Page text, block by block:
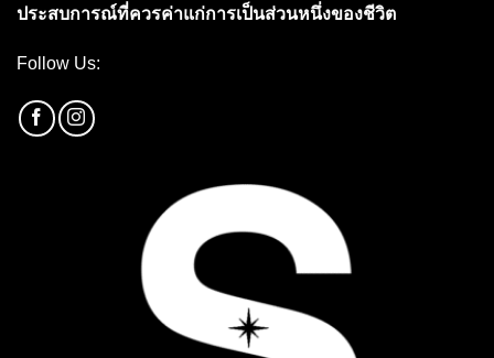
ประสบการณ์ที่ควรค่าแก่การเป็นส่วนหนึ่งของชีวิต
Follow Us: